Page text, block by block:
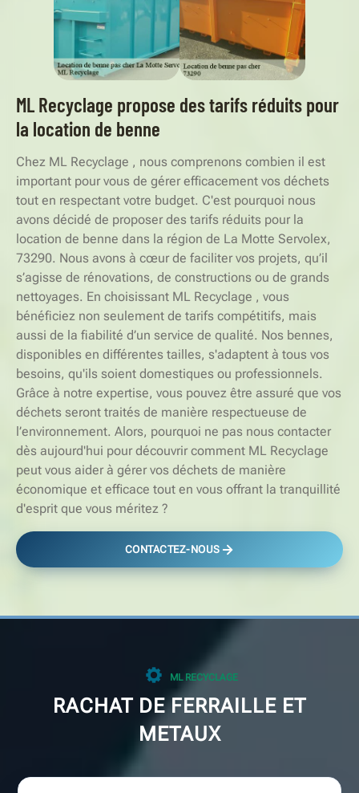
ML Recyclage propose des tarifs réduits pour
la location de benne
Chez ML Recyclage , nous comprenons combien il est
important pour vous de gérer efficacement vos déchets
tout en respectant votre budget. C'est pourquoi nous
avons décidé de proposer des tarifs réduits pour la
location de benne dans la région de La Motte Servolex,
73290. Nous avons à cœur de faciliter vos projets, qu’il
s’agisse de rénovations, de constructions ou de grands
nettoyages. En choisissant ML Recyclage , vous
bénéficiez non seulement de tarifs compétitifs, mais
aussi de la fiabilité d’un service de qualité. Nos bennes,
disponibles en différentes tailles, s'adaptent à tous vos
besoins, qu'ils soient domestiques ou professionnels.
Grâce à notre expertise, vous pouvez être assuré que vos
déchets seront traités de manière respectueuse de
l’environnement. Alors, pourquoi ne pas nous contacter
dès aujourd'hui pour découvrir comment ML Recyclage
peut vous aider à gérer vos déchets de manière
économique et efficace tout en vous offrant la tranquillité
d'esprit que vous méritez ?
CONTACTEZ-NOUS
ML RECYCLAGE
RACHAT DE FERRAILLE ET
METAUX